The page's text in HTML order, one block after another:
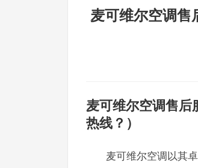
麦可维尔空调售
麦可维尔空调售后
热线？）
麦可维尔空调以其